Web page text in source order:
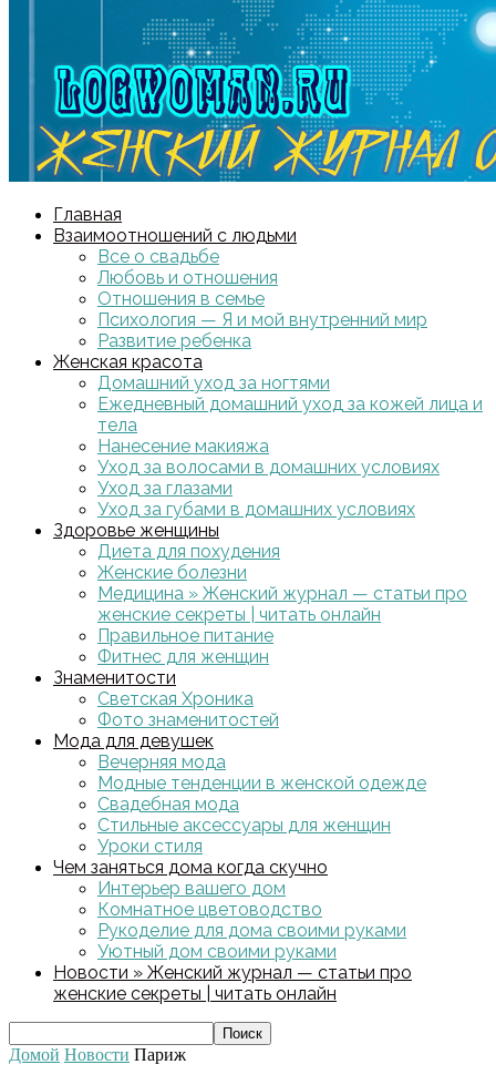
Главная
Взаимоотношений с людьми
Все о свадьбе
Любовь и отношения
Отношения в семье
Психология — Я и мой внутренний мир
Развитие ребенка
Женская красота
Домашний уход за ногтями
Ежедневный домашний уход за кожей лица и
тела
Нанесение макияжа
Уход за волосами в домашних условиях
Уход за глазами
Уход за губами в домашних условиях
Здоровье женщины
Диета для похудения
Женские болезни
Медицина » Женский журнал — статьи про
женские секреты | читать онлайн
Правильное питание
Фитнес для женщин
Знаменитости
Светская Хроника
Фото знаменитостей
Мода для девушек
Вечерняя мода
Модные тенденции в женской одежде
Свадебная мода
Стильные аксессуары для женщин
Уроки стиля
Чем заняться дома когда скучно
Интерьер вашего дом
Комнатное цветоводство
Рукоделие для дома своими руками
Уютный дом своими руками
Новости » Женский журнал — статьи про
женские секреты | читать онлайн
Домой Новости Париж